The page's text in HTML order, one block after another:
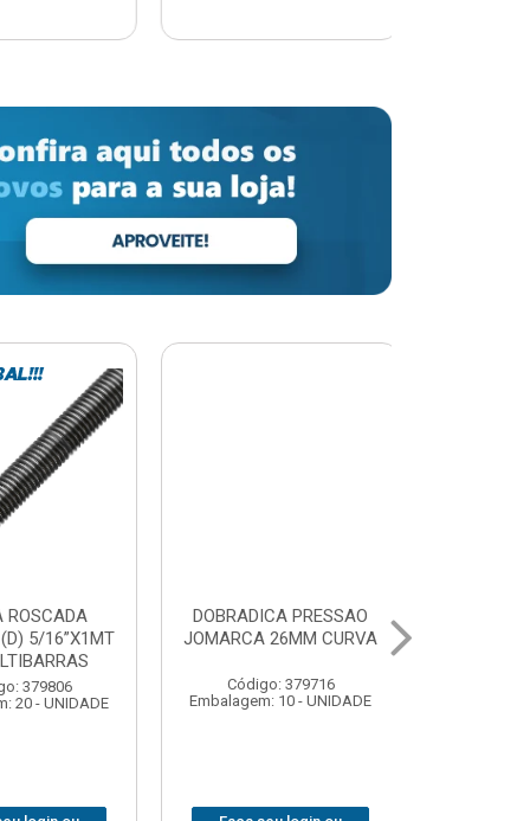
PRESSAO
CURVA
379716
- UNIDADE
ESTICADOR CABO DE
ACO NORD {01} 3/16
Código: 379768
Embalagem: 100 - UNIDADE